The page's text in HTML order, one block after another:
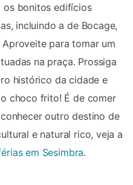
os bonitos edifícios
incluindo a de Bocage,
para tomar um
na praça. Prossiga
histórico da cidade e
choco frito! É de comer
outro destino de
e natural rico, veja a
em Sesimbra.